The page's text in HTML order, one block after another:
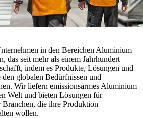
in den Bereichen Aluminium
das seit mehr als einem Jahrhundert
indem es Produkte, Lösungen und
globalen Bedürfnissen und
Wir liefern emissionsarmes Aluminium
Welt und bieten Lösungen für
Branchen, die ihre Produktion
wollen.